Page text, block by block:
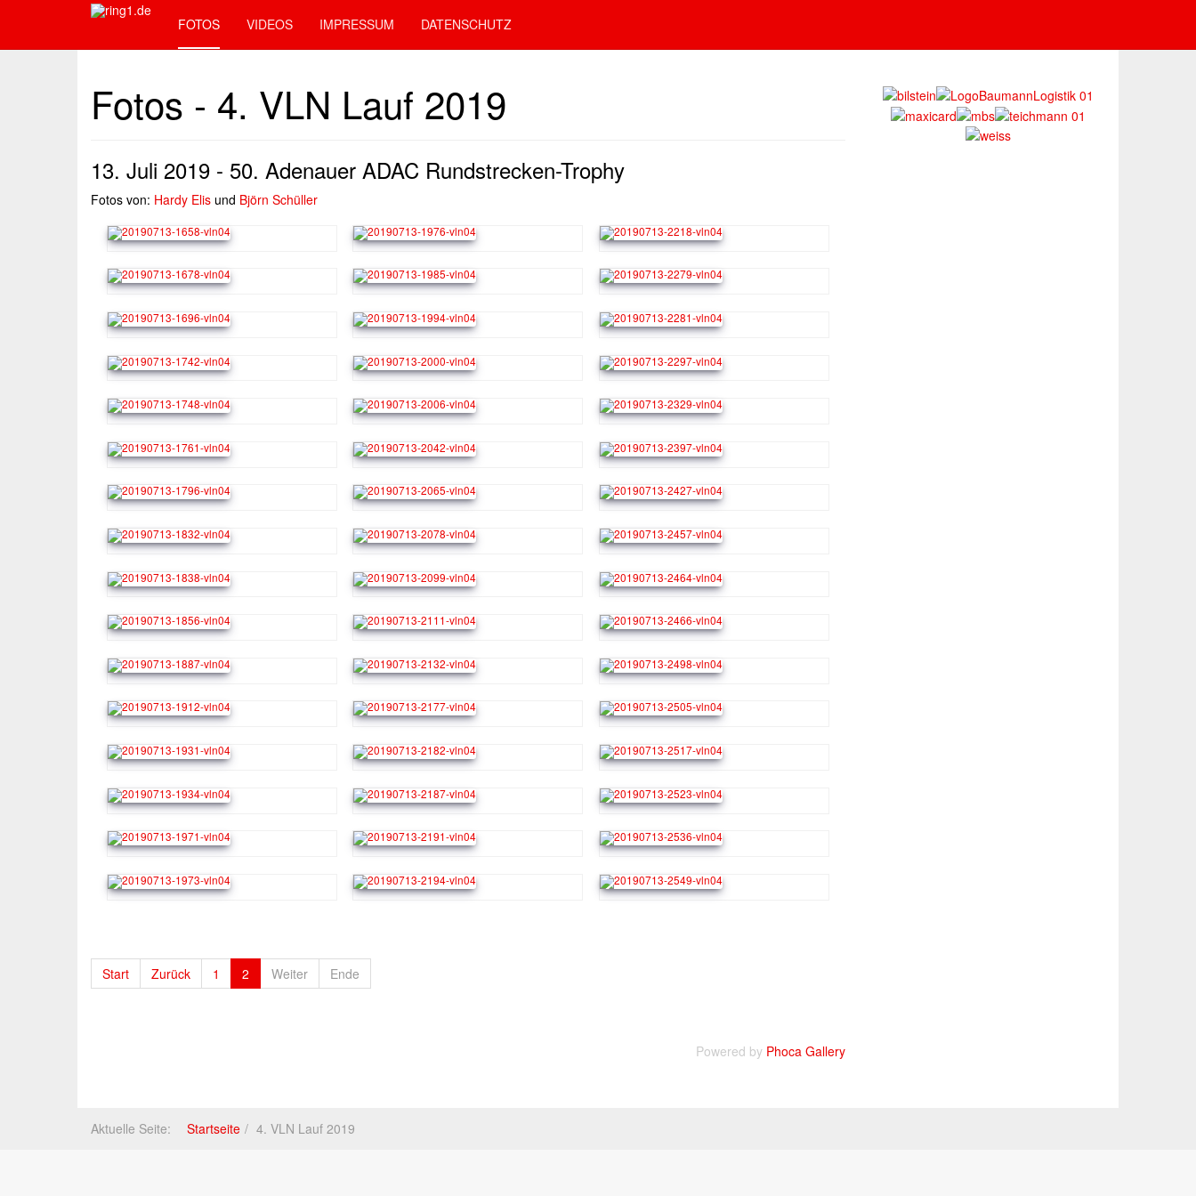
FOTOS VIDEOS IMPRESSUM DATENSCHUTZ
Fotos - 4. VLN Lauf 2019
13. Juli 2019 - 50. Adenauer ADAC Rundstrecken-Trophy
Fotos von: Hardy Elis und Björn Schüller
Start Zurück 1 2 Weiter Ende
Powered by Phoca Gallery
Aktuelle Seite: Startseite 4. VLN Lauf 2019